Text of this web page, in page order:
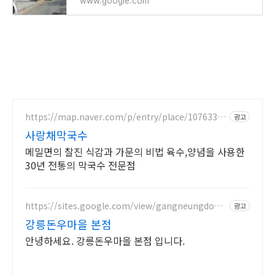
https://map.naver.com/p/entry/place/10763386
광고
사랑채막국수
메밀면의 찰진 식감과 가문의 비법 육수,양념을 사용한
30년 전통의 막국수 전문점
https://sites.google.com/view/gangneungdonu
광고
강릉돈우마을 본점
안녕하세요. 강릉돈우마을 본점 입니다.